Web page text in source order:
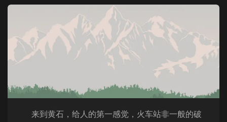
来到黄石，给人的第一感觉，火车站非一般的破